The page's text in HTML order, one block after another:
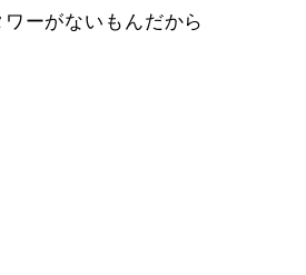
ーがないもんだから